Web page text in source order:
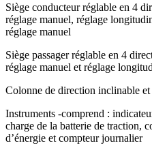
Siège conducteur réglable en 4
réglage manuel, réglage
réglage manuel
Siège passager réglable en 4
réglage manuel et réglage
Colonne de direction inclinable
Instruments -comprend :
charge de la batterie de traction,
d’énergie et compteur journalier